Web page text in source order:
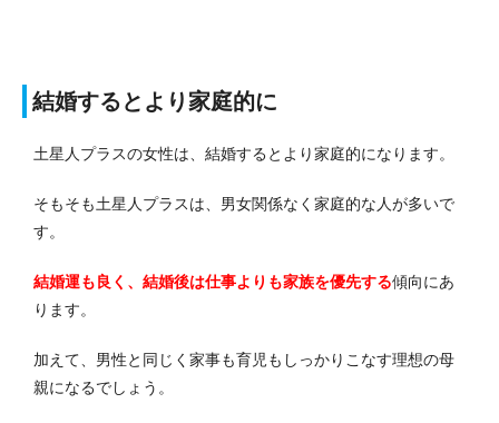
結婚するとより家庭的に
土星人プラスの女性は、結婚するとより家庭的になります。
そもそも土星人プラスは、男女関係なく家庭的な人が多いで
す。
結婚運も良く、結婚後は仕事よりも家族を優先する傾向にあ
ります。
加えて、男性と同じく家事も育児もしっかりこなす理想の母
親になるでしょう。